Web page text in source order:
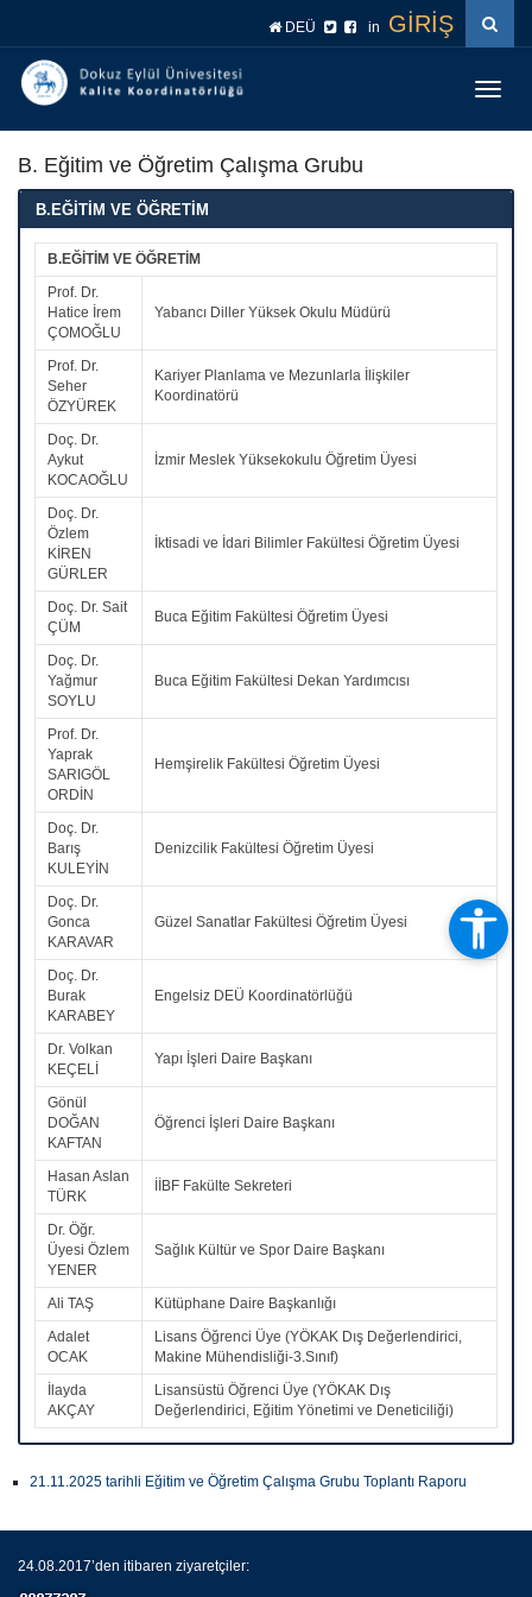
DEÜ in GİRİŞ
B. Eğitim ve Öğretim Çalışma Grubu
B.EĞİTİM VE ÖĞRETİM
B.EĞİTİM VE ÖĞRETİM
Prof. Dr.
Hatice İrem
ÇOMOĞLU
Yabancı Diller Yüksek Okulu Müdürü
Prof. Dr.
Seher
ÖZYÜREK
Kariyer Planlama ve Mezunlarla İlişkiler
Koordinatörü
Doç. Dr.
Aykut
KOCAOĞLU
İzmir Meslek Yüksekokulu Öğretim Üyesi
Doç. Dr.
Özlem
KİREN
GÜRLER
İktisadi ve İdari Bilimler Fakültesi Öğretim Üyesi
Doç. Dr. Sait
ÇÜM
Buca Eğitim Fakültesi Öğretim Üyesi
Doç. Dr.
Yağmur
SOYLU
Buca Eğitim Fakültesi Dekan Yardımcısı
Prof. Dr.
Yaprak
SARIGÖL
ORDİN
Hemşirelik Fakültesi Öğretim Üyesi
Doç. Dr.
Barış
KULEYİN
Denizcilik Fakültesi Öğretim Üyesi
Doç. Dr.
Gonca
KARAVAR
Güzel Sanatlar Fakültesi Öğretim Üyesi
Doç. Dr.
Burak
KARABEY
Engelsiz DEÜ Koordinatörlüğü
Dr. Volkan
KEÇELİ
Yapı İşleri Daire Başkanı
Gönül
DOĞAN
KAFTAN
Öğrenci İşleri Daire Başkanı
Hasan Aslan
TÜRK
İİBF Fakülte Sekreteri
Dr. Öğr.
Üyesi Özlem
YENER
Sağlık Kültür ve Spor Daire Başkanı
Ali TAŞ
Kütüphane Daire Başkanlığı
Adalet
OCAK
Lisans Öğrenci Üye (YÖKAK Dış Değerlendirici,
Makine Mühendisliği-3.Sınıf)
İlayda
AKÇAY
Lisansüstü Öğrenci Üye (YÖKAK Dış
Değerlendirici, Eğitim Yönetimi ve Deneticiliği)
21.11.2025 tarihli Eğitim ve Öğretim Çalışma Grubu Toplantı Raporu
24.08.2017’den itibaren ziyaretçiler: